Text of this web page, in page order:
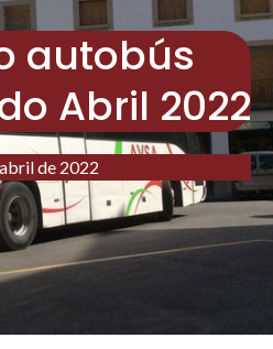
autobús
Abril 2022
de 2022